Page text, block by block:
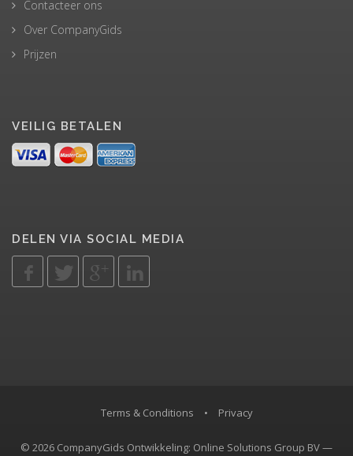
Contacteer ons
Over CompanyGids
Prijzen
VEILIG BETALEN
DELEN VIA SOCIAL MEDIA
Terms & Conditions • Privacy
© 2026 CompanyGids Ontwikkeling: Online Solutions Group BV —